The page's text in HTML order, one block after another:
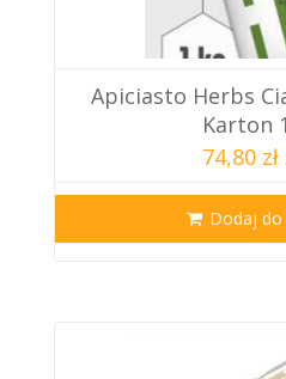
Apiciasto Herbs
Karton
74,80 zł
Dodaj do